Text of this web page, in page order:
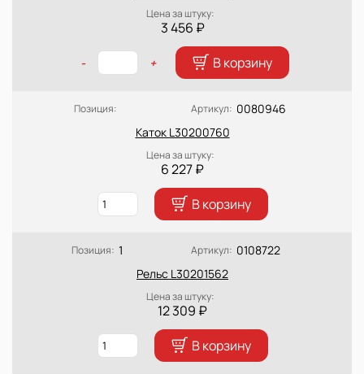
Цена за штуку:
3 456 ₽
- + В корзину
Позиция: Артикул: 0080946
Каток L30200760
Цена за штуку:
6 227 ₽
В корзину
Позиция: 1 Артикул: 0108722
Рельс L30201562
Цена за штуку:
12 309 ₽
В корзину